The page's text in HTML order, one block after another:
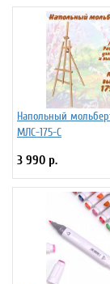
Напольный
МЛС-175-С
3 990 р.